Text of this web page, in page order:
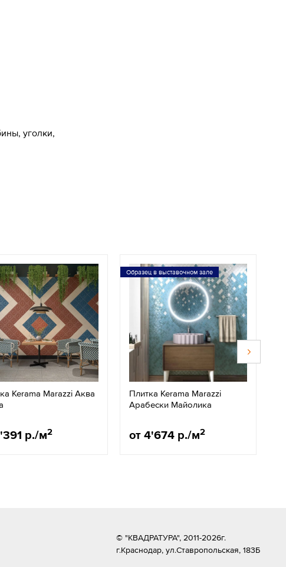
уголки,
Kerama Marazzi Аква
р./м2
Образец в выставочном зале
Плитка Kerama Marazzi
Арабески Майолика
от 4'674 р./м2
© "КВАДРАТУРА", 2011-2026г.
г.Краснодар, ул.Ставропольская, 183Б